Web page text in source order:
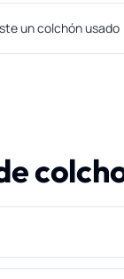
un colchón usado